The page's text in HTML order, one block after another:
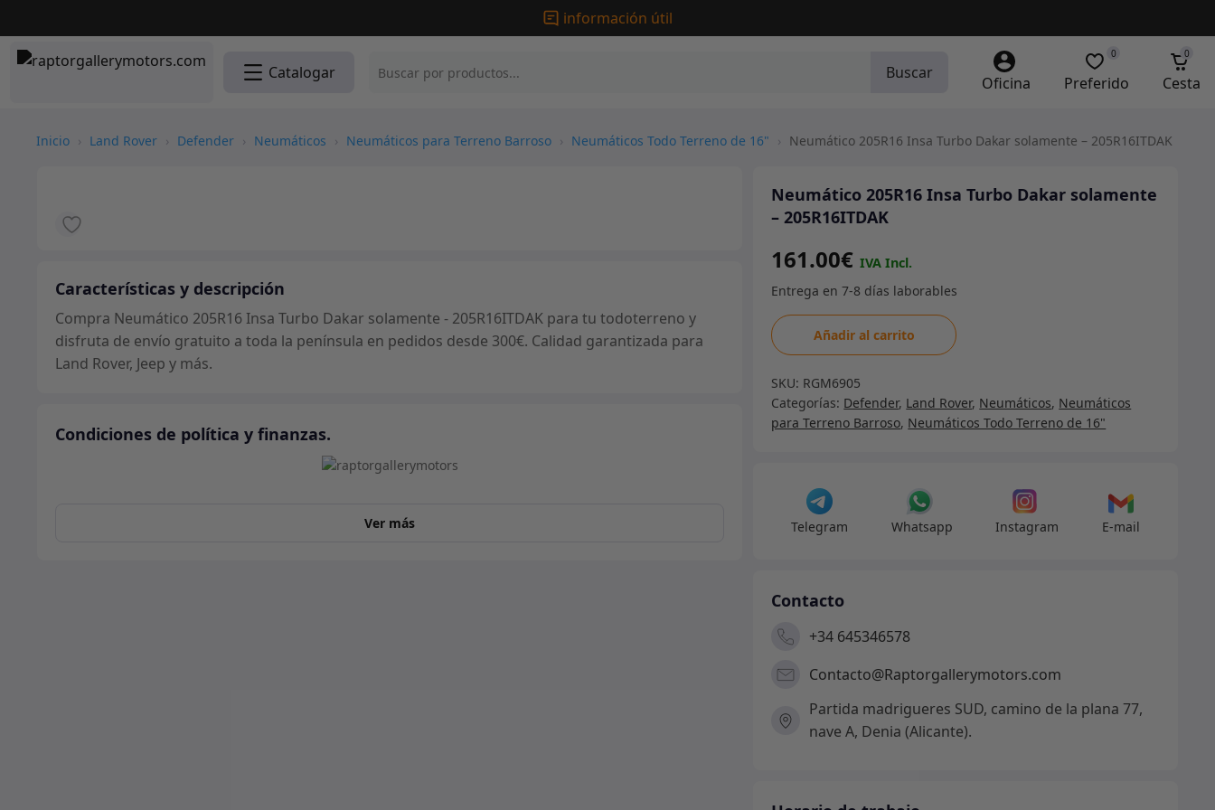
información útil
Catalogar Buscar
Oficina Preferido
0
Cesta
0
Inicio › Land Rover › Defender › Neumáticos › Neumáticos para Terreno Barroso › Neumáticos Todo Terreno de 16" › Neumático 205R16 Insa Turbo Dakar solamente – 205R16ITDAK
Características y descripción
Compra Neumático 205R16 Insa Turbo Dakar solamente - 205R16ITDAK para tu todoterreno y
disfruta de envío gratuito a toda la península en pedidos desde 300€. Calidad garantizada para
Land Rover, Jeep y más.
Condiciones de política y finanzas.
Ver más
Neumático 205R16 Insa Turbo Dakar solamente
– 205R16ITDAK
161.00€
Neumático
205R16
Turbo
Dakar
solamente
cantidad
Añadir al carrito
SKU: RGM6905
Categorías: Defender, Land Rover, Neumáticos, Neumáticos
para Terreno Barroso, Neumáticos Todo Terreno de 16"
Telegram Whatsapp Instagram E-mail
Contacto
+34 645346578
Contacto@Raptorgallerymotors.com
Partida madrigueres SUD, camino de la plana 77,
nave A, Denia (Alicante).